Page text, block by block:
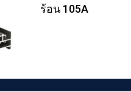
ร้อน 105A